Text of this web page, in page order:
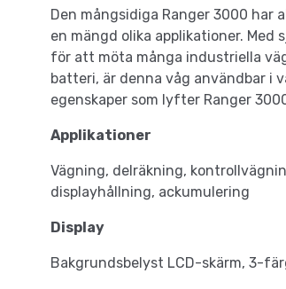
Den mångsidiga Ranger 3000
en mängd olika applikationer. Med
för att möta många industriella
batteri, är denna våg användbar i
egenskaper som lyfter Ranger
Applikationer
Vägning, delräkning,
displayhållning, ackumulering
Display
Bakgrundsbelyst LCD-skärm, 3-